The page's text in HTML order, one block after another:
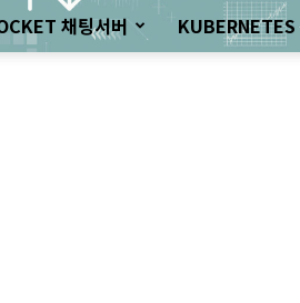
채팅서버 KUBERNETES